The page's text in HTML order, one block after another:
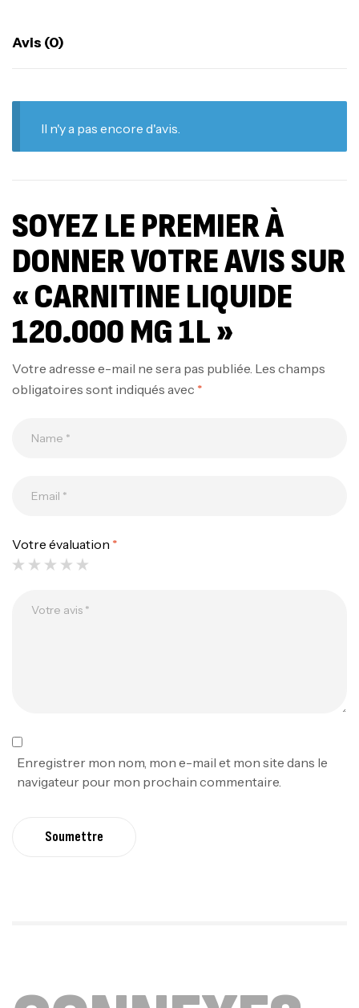
Avis (0)
Il n'y a pas encore d'avis.
SOYEZ LE PREMIER À
DONNER VOTRE AVIS SUR
« CARNITINE LIQUIDE
120.000 MG 1L »
Votre adresse e-mail ne sera pas publiée. Les champs
obligatoires sont indiqués avec *
Votre évaluation *
Enregistrer mon nom, mon e-mail et mon site dans le
navigateur pour mon prochain commentaire.
Soumettre